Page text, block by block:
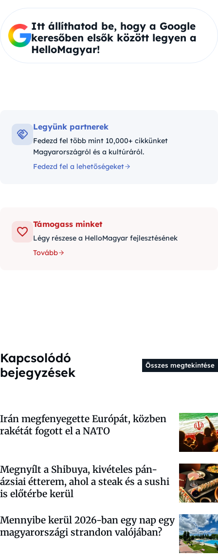
Itt állíthatod be, hogy a Google
keresőben elsők között legyen a
HelloMagyar!
Legyünk partnerek
Fedezd fel több mint 10,000+ cikkünket
Magyarországról és a kultúráról.
Fedezd fel a lehetőségeket
Támogass minket
Légy részese a HelloMagyar fejlesztésének
Tovább
Kapcsolódó
bejegyzések
Összes megtekintése
Irán megfenyegette Európát, közben
rakétát fogott el a NATO
Megnyílt a Shibuya, kivételes pán-
ázsiai étterem, ahol a steak és a sushi
is előtérbe kerül
Mennyibe kerül 2026-ban egy nap egy
magyarországi strandon valójában?